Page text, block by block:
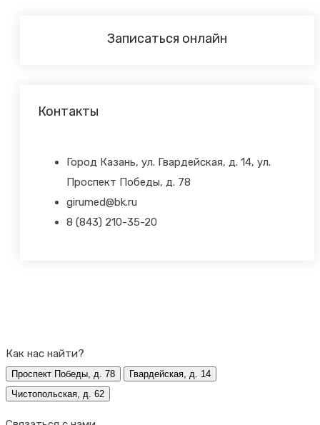
Записаться онлайн
Контакты
Город Казань, ул. Гвардейская, д. 14, ул.
Проспект Победы, д. 78
girumed@bk.ru
8 (843) 210-35-20
Как нас найти?
Проспект Победы, д. 78
Гвардейская, д. 14
Чистопольская, д. 62